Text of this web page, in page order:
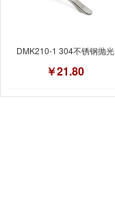
DMK210-1 304不锈钢抛光
￥21.80